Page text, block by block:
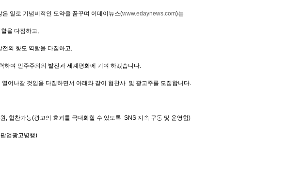
일로 기념비적인 도약을 꿈꾸며 이데이뉴스(www.edaynews.com)는
을 다짐하고,
전의 향도 역할을 다짐하고,
하여 민주주의의 발전과 세계평화에 기여 하겠습니다.
어나갈 것임을 다짐하면서 아래와 같이 협찬사 및 광고주를 모집합니다.
, 협찬가능(광고의 효과를 극대화할 수 있도록 SNS 지속 구동 및 운영함)
업광고병행)